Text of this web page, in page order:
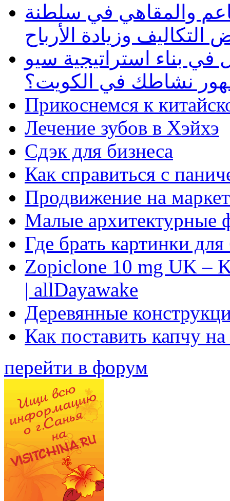
والمقاهي في سلطنة
وزيادة الأرباح
بناء استراتيجية سيو
نشاطك في الكويت؟
Прикоснемся к
Лечение зубов в Хэйхэ
Сдэк для бизнеса
Как справиться с
Продвижение на
Малые архитектурные
Где брать картинки
Zopiclone 10 mg UK –
| allDayawake
Деревянные
Как поставить капчу
перейти в форум